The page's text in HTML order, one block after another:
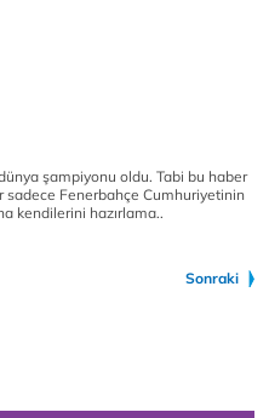
şampiyonu oldu. Tabi bu haber
sadece Fenerbahçe Cumhuriyetinin
kendilerini hazırlama..
Sonraki